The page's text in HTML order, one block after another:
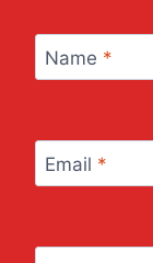
Name *
Email *